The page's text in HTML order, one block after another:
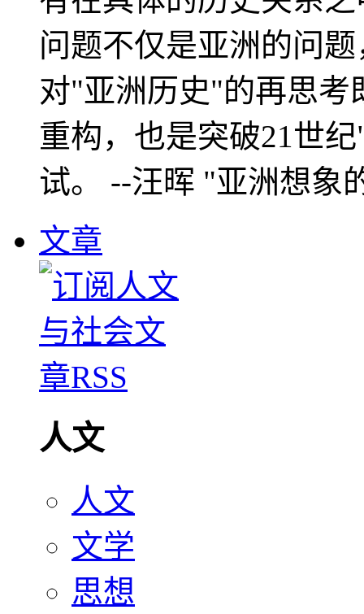
问题不仅是亚洲的问
对"亚洲历史"的再思考
重构，也是突破21世
试。 --汪晖 "亚洲想象
文章
人文
人文
文学
思想